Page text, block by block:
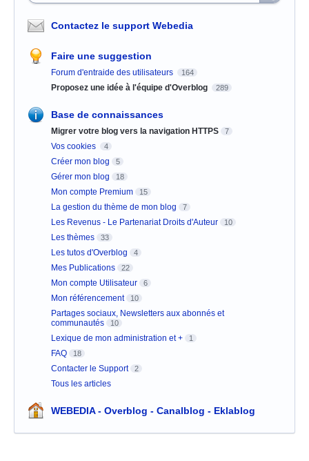
Contactez le support Webedia
Faire une suggestion
Forum d'entraide des utilisateurs 164
Proposez une idée à l'équipe d'Overblog 289
Base de connaissances
Migrer votre blog vers la navigation HTTPS 7
Vos cookies 4
Créer mon blog 5
Gérer mon blog 18
Mon compte Premium 15
La gestion du thème de mon blog 7
Les Revenus - Le Partenariat Droits d'Auteur 10
Les thèmes 33
Les tutos d'Overblog 4
Mes Publications 22
Mon compte Utilisateur 6
Mon référencement 10
Partages sociaux, Newsletters aux abonnés et
communautés
10
Lexique de mon administration et + 1
FAQ 18
Contacter le Support 2
Tous les articles
WEBEDIA - Overblog - Canalblog - Eklablog